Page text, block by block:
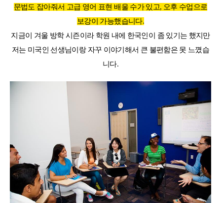
문법도 잡아줘서 고급 영어 표현 배울 수가 있고, 오후 수업으로
보강이 가능했습니다.
지금이 겨울 방학 시즌이라 학원 내에 한국인이 좀 있기는 했지만
저는 미국인 선생님이랑 자꾸 이야기해서 큰 불편함은 못 느꼈습
니다.